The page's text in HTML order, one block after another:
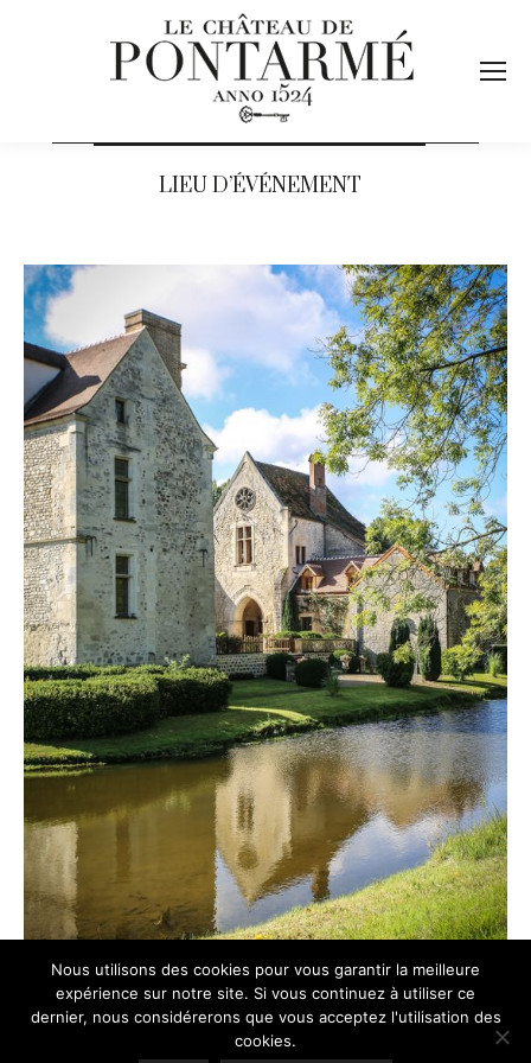
LIEU D’ÉVÉNEMENT
Nous utilisons des cookies pour vous garantir la meilleure
expérience sur notre site. Si vous continuez à utiliser ce
dernier, nous considérerons que vous acceptez l'utilisation des
cookies.